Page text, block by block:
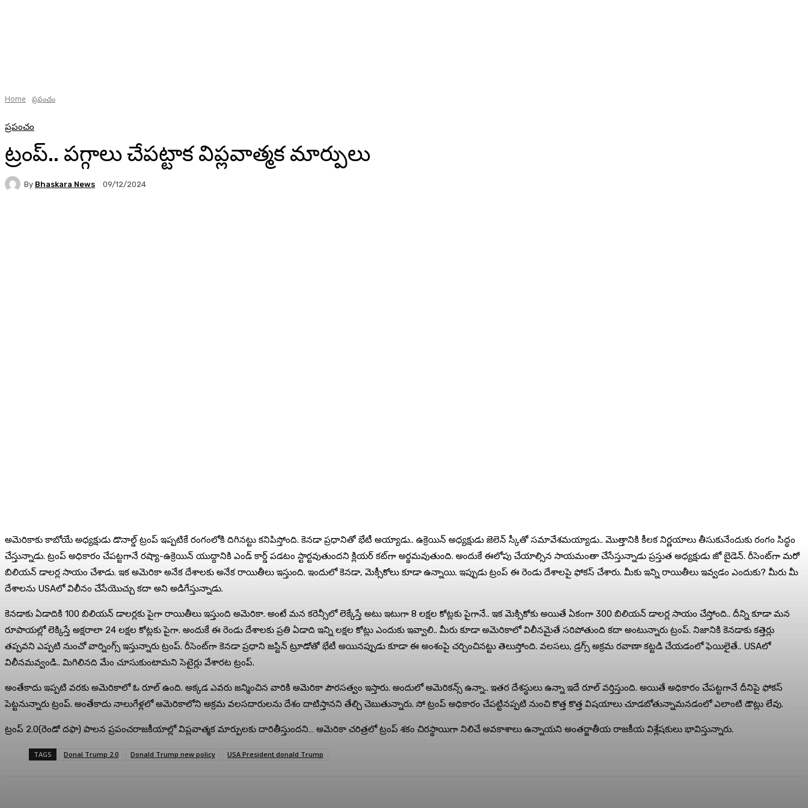
Home ప్రపంచం
ప్రపంచం
ట్రంప్.. పగ్గాలు చేపట్టాక విప్లవాత్మక మార్పులు
By Bhaskara News 09/12/2024
అమెరికాకు కాబోయే అధ్యక్షుడు డొనాల్డ్ ట్రంప్ ఇప్పటికే రంగంలోకి దిగినట్టు కనిపిస్తోంది. కెనడా ప్రధానితో భేటీ అయ్యాడు.. ఉక్రెయిన్ అధ్యక్షుడు జెలెన్ స్కీతో సమావేశమయ్యాడు.. మొత్తానికి కీలక నిర్ణయాలు తీసుకునేందుకు రంగం సిద్ధం
చేస్తున్నాడు. ట్రంప్ అధికారం చేపట్టగానే రష్యా-ఉక్రెయిన్‌ యుద్దానికి ఎండ్ కార్డ్ పడటం స్టార్టవుతుందని క్లియర్ కట్‌గా అర్థమవుతుంది. అందుకే ఈలోపు చేయాల్సిన సాయమంతా చేసేస్తున్నాడు ప్రస్తుత అధ్యక్షుడు జో బైడెన్. రీసెంట్‌గా మరో
బిలియన్ డాలర్ల సాయం చేశాడు. ఇక అమెరికా అనేక దేశాలకు అనేక రాయితీలు ఇస్తుంది. ఇందులో కెనడా, మెక్సీకోలు కూడా ఉన్నాయి. ఇప్పుడు ట్రంప్ ఈ రెండు దేశాలపై ఫోకస్ చేశారు. మీకు ఇన్ని రాయితీలు ఇవ్వడం ఎందుకు? మీరు మీ
దేశాలను USAలో విలీనం చేసేయొచ్చు కదా అని అడిగేస్తున్నాడు.
కెనడాకు ఏడాదికి 100 బిలియన్ డాలర్లకు పైగా రాయితీలు ఇస్తుంది అమెరికా. అంటే మన కరెన్సీలో లెక్కేస్తే అటు ఇటుగా 8 లక్షల కోట్లకు పైగానే.. ఇక మెక్సికోకు అయితే ఏకంగా 300 బిలియన్ డాలర్ల సాయం చేస్తోంది.. దీన్ని కూడా మన
రూపాయల్లో లెక్కిస్తే అక్షరాలా 24 లక్షల కోట్లకు పైగా. అందుకే ఈ రెండు దేశాలకు ప్రతి ఏడాది ఇన్ని లక్షల కోట్లు ఎందుకు ఇవ్వాలి.. మీరు కూడా అమెరికాలో విలీనమైతే సరిపోతుంది కదా అంటున్నారు ట్రంప్. నిజానికి కెనడాకు కత్తెర్లు
తప్పవని ఎప్పటి నుంచో వార్నింగ్స్ ఇస్తున్నారు ట్రంప్. రీసెంట్‌గా కెనడా ప్రధాని జస్టిన్‌ ట్రూడోతో భేటీ అయినప్పుడు కూడా ఈ అంశంపై చర్చించినట్టు తెలుస్తోంది. వలసలు, డ్రగ్స్‌ అక్రమ రవాణా కట్టడి చేయడంలో ఫెయిలైతే.. USAలో
విలీనమవ్వండి.. మిగిలినది మేం చూసుకుంటామని సెటైర్లు వేశారట ట్రంప్.
అంతేకాదు ఇప్పటి వరకు అమెరికాలో ఓ రూల్ ఉంది. అక్కడ ఎవరు జన్మించిన వారికి అమెరికా పౌరసత్వం ఇస్తారు. అందులో అమెరికన్స్ ఉన్నా.. ఇతర దేశస్థులు ఉన్నా ఇదే రూల్ వర్తిస్తుంది. అయితే అధికారం చేపట్టగానే దీనిపై ఫోకస్
పెట్టనున్నారు ట్రంప్. అంతేకాదు నాలుగేళ్లలో అమెరికాలోని అక్రమ వలసదారులను దేశం దాటిస్తానని తేల్చి చెబుతున్నారు. సో ట్రంప్ అధికారం చేపట్టినప్పటి నుంచి కొత్త కొత్త విషయాలు చూడబోతున్నామనడంలో ఎలాంటి డౌట్లు లేవు.
ట్రంప్ 2.0(రెండో దఫా) పాలన ప్రపంచరాజకీయాల్లో విప్లవాత్మక మార్పులకు దారితీస్తుందని… అమెరికా చరిత్రలో ట్రంప్ శకం చిరస్థాయిగా నిలిచే అవకాశాలు ఉన్నాయని అంతర్జాతీయ రాజకీయ విశ్లేషకులు భావిస్తున్నారు.
TAGS Donal Trump 2.0 Donald Trump new policy USA President donald Trump